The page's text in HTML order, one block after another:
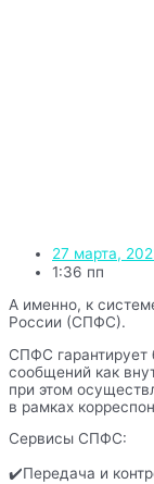
27 марта,
1:36 пп
А именно, к
России (СПФС).
СПФС гарантирует
сообщений как
при этом
в рамках
Сервисы СПФС:
✔️Передача и